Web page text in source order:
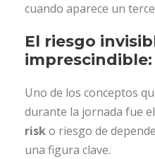
cuando aparece un
El riesgo
imprescindible:
Uno de los conceptos
durante la jornada fue
risko riesgo de
una figura clave.